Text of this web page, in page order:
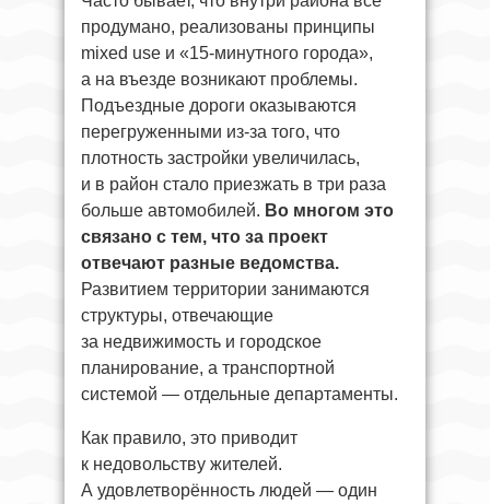
продумано, реализованы принципы
mixed use и «15-минутного города»,
а на въезде возникают проблемы.
Подъездные дороги оказываются
перегруженными из-за того, что
плотность застройки увеличилась,
и в район стало приезжать в три раза
больше автомобилей. Во многом это
связано с тем, что за проект
отвечают разные ведомства.
Развитием территории занимаются
структуры, отвечающие
за недвижимость и городское
планирование, а транспортной
системой — отдельные департаменты.
Как правило, это приводит
к недовольству жителей.
А удовлетворённость людей — один